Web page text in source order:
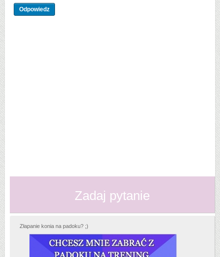
Zadaj pytanie
Złapanie konia na padoku? ;)